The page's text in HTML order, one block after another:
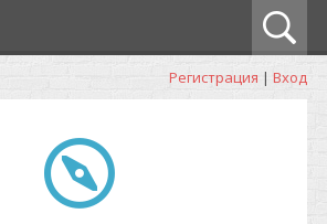
Регистрация | Вход